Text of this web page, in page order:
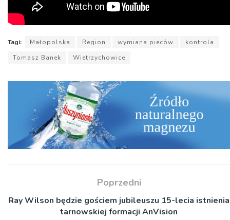
Tagi: Małopolska Region wymiana pieców
kontrola
Tomasz Banek
Wietrzychowice
Poprzedni
Ray Wilson będzie gościem jubileuszu 15-lecia istnienia
tarnowskiej formacji AnVision